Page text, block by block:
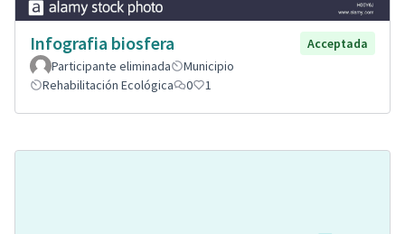
Infografia biosfera
Acceptada
Participante eliminada
Municipio
Rehabilitación Ecológica
0 1